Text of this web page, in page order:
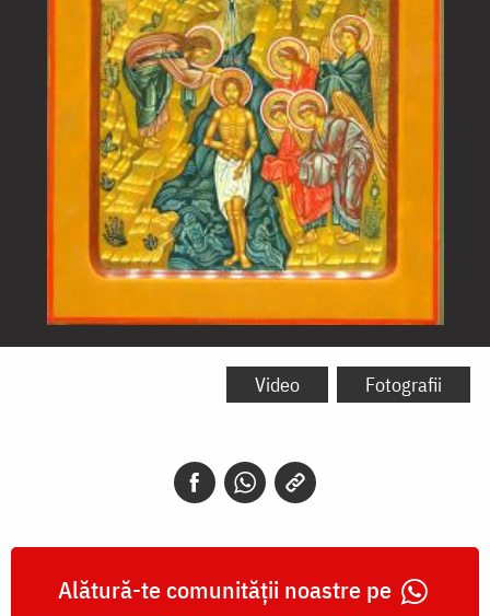
Botezul
Video Fotografii
Alătură-te comunității noastre pe